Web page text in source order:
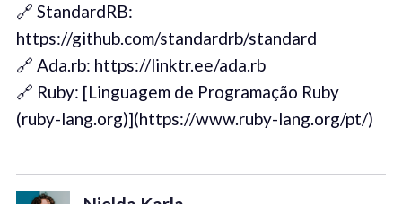
🔗 StandardRB:
https://github.com/standardrb/standard
🔗 Ada.rb: https://linktr.ee/ada.rb
🔗 Ruby: [Linguagem de Programação Ruby
(ruby-lang.org)](https://www.ruby-lang.org/pt/)